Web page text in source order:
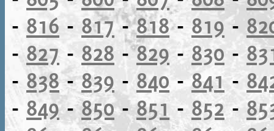
- 816 - 817-818- 819-
-827 -828 -829- 830 -
- 838-839 - 840-841 -
- 849-850-851 - 852 -